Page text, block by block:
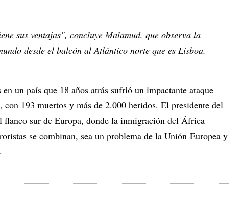
sus ventajas", concluye Malamud, que observa la
desde el balcón al Atlántico norte que es Lisboa.
un país que 18 años atrás sufrió un impactante ataque
193 muertos y más de 2.000 heridos. El presidente del
flanco sur de Europa, donde la inmigración del África
se combinan, sea un problema de la Unión Europea y